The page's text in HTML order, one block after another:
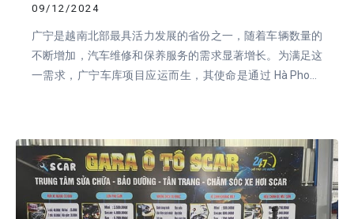
09/12/2024
广宁是越南北部最具活力发展的省份之一，随着车辆数量的
不断增加，汽车维修和保养服务的需求显著增长。为满足这
一需求，广宁车库项目应运而生，其使命是通过 Hà Phong